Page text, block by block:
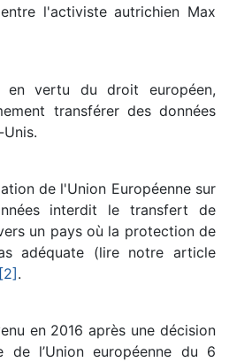
l'activiste autrichien Max
vertu du droit européen,
transférer des données
de l'Union Européenne sur
interdit le transfert de
un pays où la protection de
adéquate (lire notre article
[2].
en 2016 après une décision
l’Union européenne du 6